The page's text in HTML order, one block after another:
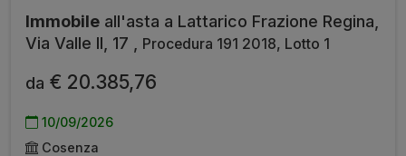
Immobile all'asta a Lattarico Frazione Regina,
Via Valle II, 17 ,
Procedura 191 2018, Lotto 1
da € 20.385,76
10/09/2026
Cosenza